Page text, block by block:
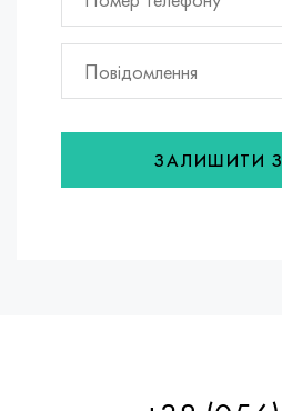
ЗАЛИШИТИ